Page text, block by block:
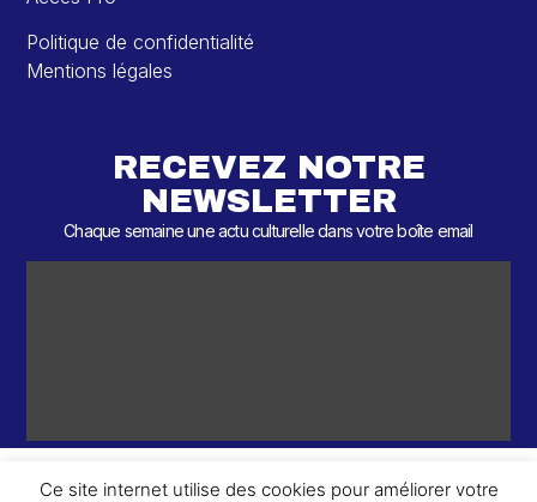
Politique de confidentialité
Mentions légales
RECEVEZ NOTRE
NEWSLETTER
Chaque semaine une actu culturelle dans votre boîte email
Ce site internet utilise des cookies pour améliorer votre